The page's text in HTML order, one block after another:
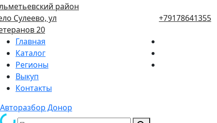
район
Сулеево, ул
20
+79178641355
Главная
Каталог
Регионы
Выкуп
Контакты
Авторазбор Донор